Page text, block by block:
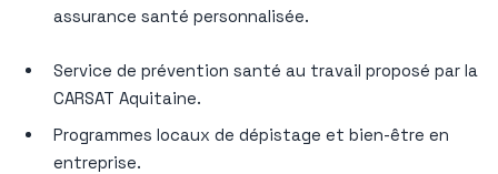
assurance santé personnalisée.
Service de prévention santé au travail proposé par la
CARSAT Aquitaine.
Programmes locaux de dépistage et bien-être en
entreprise.